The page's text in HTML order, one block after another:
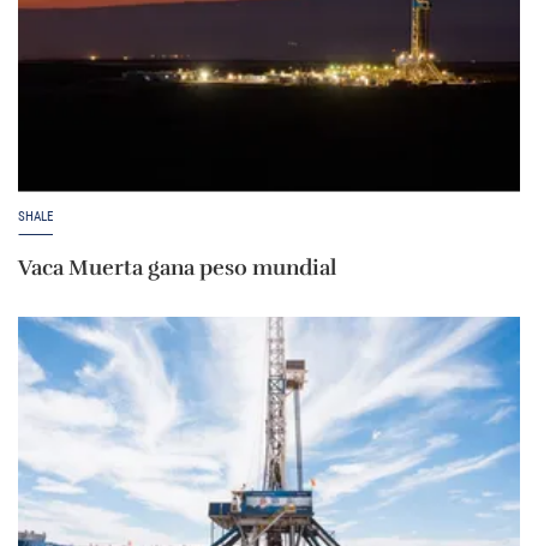
SHALE
Vaca Muerta gana peso mundial